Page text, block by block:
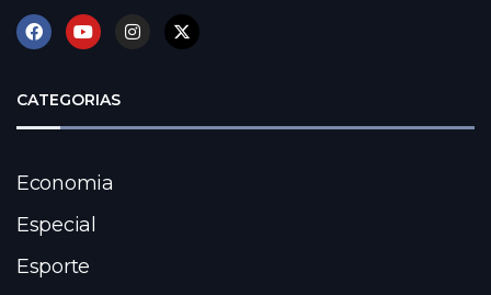
CATEGORIAS
Economia
Especial
Esporte